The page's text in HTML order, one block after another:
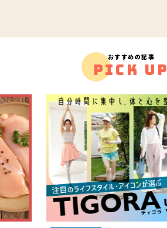
おすすめの記事
PICK UP